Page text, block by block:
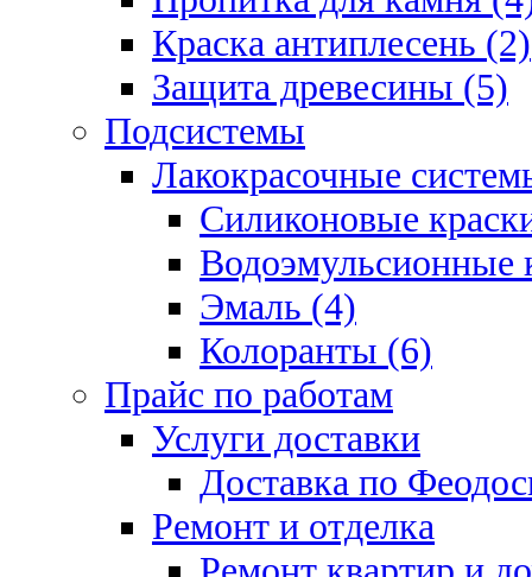
Краска антиплесень (2)
Защита древесины (5)
Подсистемы
Лакокрасочные
Силиконовые
Водоэмульсионные
Эмаль (4)
Колоранты (6)
Прайс по работам
Услуги доставки
Доставка по
Ремонт и отделка